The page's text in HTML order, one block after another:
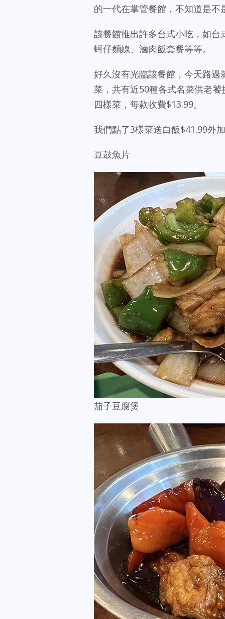
的一代在掌管餐館，不知道是不
該餐館推出許多台式小吃，如
蚵仔麵線、滷肉飯套餐等等。
好久沒有光臨該餐館，今天路
菜，共有近50種各式名菜供老
四樣菜，每款收費$13.99。
我們點了3樣菜送白飯$41.99外
豆鼓魚片
茄子豆腐煲